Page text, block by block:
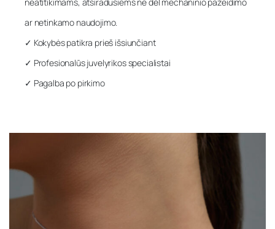
ar netinkamo naudojimo.
✓ Kokybės patikra prieš išsiunčiant
✓ Profesionalūs juvelyrikos specialistai
✓ Pagalba po pirkimo